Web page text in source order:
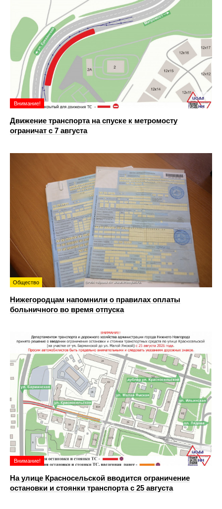
Внимание!
Движение транспорта на спуске к метромосту
ограничат с 7 августа
Общество
Нижегородцам напомнили о правилах оплаты
больничного во время отпуска
Внимание!
На улице Красносельской вводится ограничение
остановки и стоянки транспорта с 25 августа